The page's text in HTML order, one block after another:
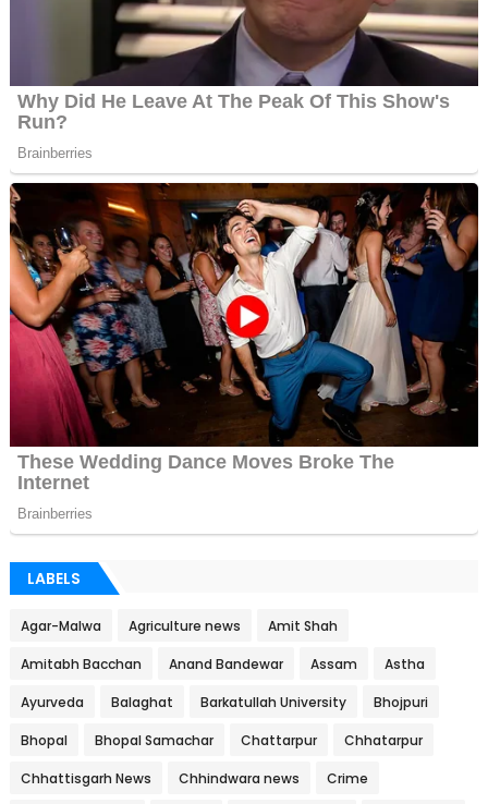
LABELS
Agar-Malwa Agriculture news Amit Shah
Amitabh Bacchan Anand Bandewar Assam Astha
Ayurveda Balaghat Barkatullah University Bhojpuri
Bhopal Bhopal Samachar Chattarpur Chhatarpur
Chhattisgarh News Chhindwara news Crime